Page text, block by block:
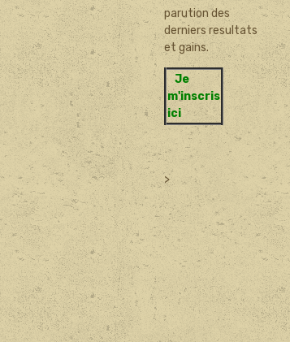
parution des
derniers resultats
et gains.
Je
m'inscris
ici
>